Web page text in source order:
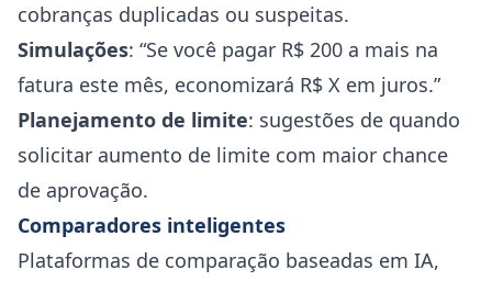
cobranças duplicadas ou suspeitas.
Simulações: “Se você pagar R$ 200 a mais na
fatura este mês, economizará R$ X em juros.”
Planejamento de limite: sugestões de quando
solicitar aumento de limite com maior chance
de aprovação.
Comparadores inteligentes
Plataformas de comparação baseadas em IA,